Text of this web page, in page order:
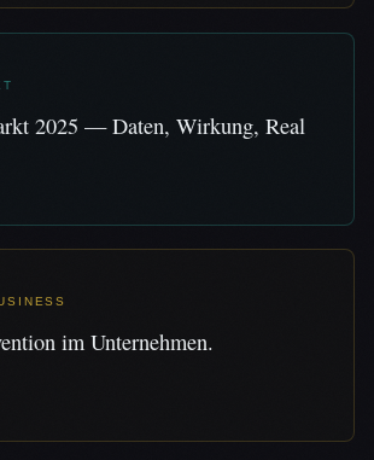
2025 — Daten, Wirkung, Real
im Unternehmen.